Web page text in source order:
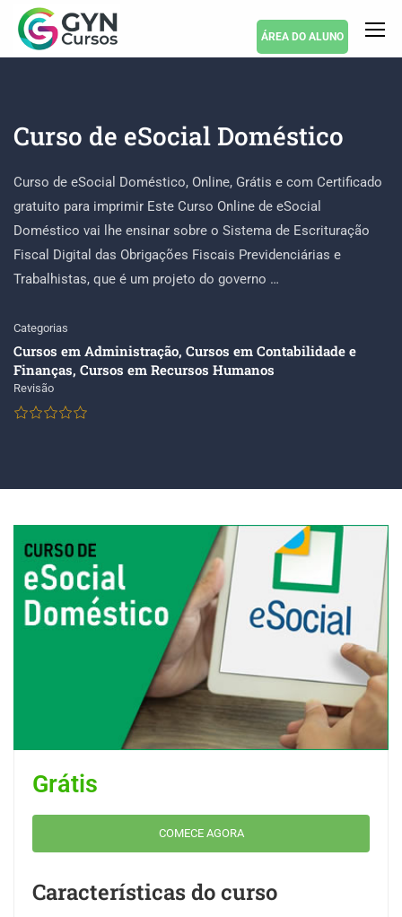
ÁREA DO ALUNO
Curso de eSocial Doméstico
Curso de eSocial Doméstico, Online, Grátis e com Certificado
gratuito para imprimir Este Curso Online de eSocial
Doméstico vai lhe ensinar sobre o Sistema de Escrituração
Fiscal Digital das Obrigações Fiscais Previdenciárias e
Trabalhistas, que é um projeto do governo …
Categorias
Cursos em Administração, Cursos em Contabilidade e
Finanças, Cursos em Recursos Humanos
Revisão
Grátis
COMECE AGORA
Características do curso